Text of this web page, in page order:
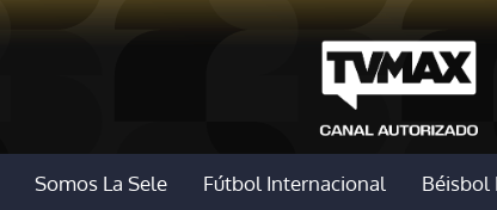
Somos La Sele Fútbol Internacional Béisbol